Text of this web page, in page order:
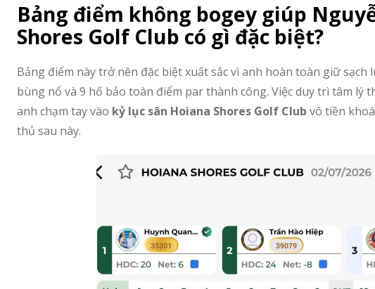
Bảng điểm không bogey giúp
Shores Golf Club có gì đặc biệt?
Bảng điểm này trở nên đặc biệt xuất sắc vì anh hoàn toàn giữ
bùng nổ và 9 hố bảo toàn điểm par thành công. Việc duy trì tâm
anh chạm tay vào kỷ lục sân Hoiana Shores Golf Club vô tiền
thủ sau này.